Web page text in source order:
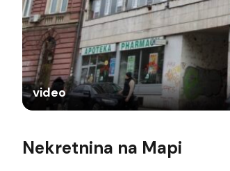
video
Nekretnina na Mapi